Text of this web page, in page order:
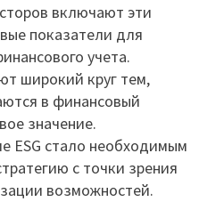
включают эти
показатели для
учета.
широкий круг тем,
в финансовый
значение.
ESG стало необходимым
с точки зрения
возможностей.